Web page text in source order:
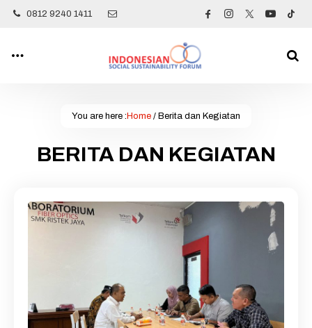
0812 9240 1411
You are here : Home / Berita dan Kegiatan
BERITA DAN KEGIATAN